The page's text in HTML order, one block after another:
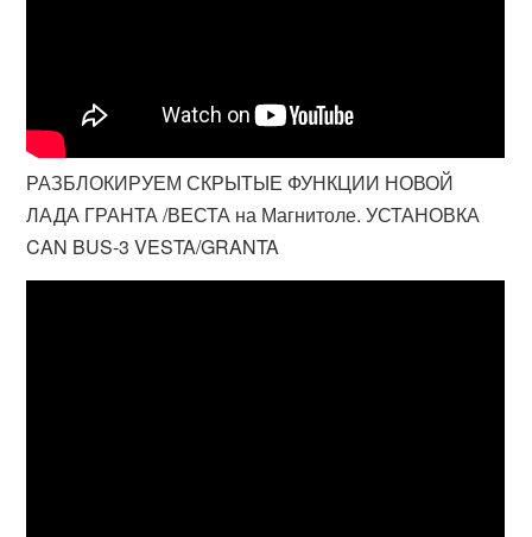
РАЗБЛОКИРУЕМ СКРЫТЫЕ ФУНКЦИИ НОВОЙ
ЛАДА ГРАНТА /ВЕСТА на Магнитоле. УСТАНОВКА
CAN BUS-3 VESTA/GRANTA